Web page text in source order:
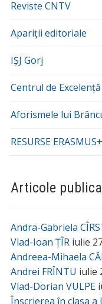
Reviste CNTV
Apariții editoriale
IȘJ Gorj
Centrul de Excelență
Aforismele lui
RESURSE ERASMUS+
Articole
Andra-Gabriela
Vlad-Ioan ȚÎR iulie
Andreea-Mihaela
Andrei FRÎNTU iulie
Vlad-Dorian VULPE
Înscrierea în clasa a